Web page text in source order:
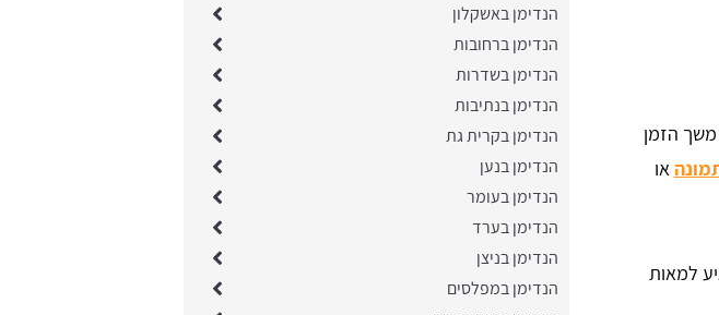
הזמן
או
למאות
הנדימן באשקלון
הנדימן ברחובות
הנדימן בשדרות
הנדימן בנתיבות
הנדימן בקרית גת
הנדימן בנען
הנדימן בעומר
הנדימן בערד
הנדימן בניצן
הנדימן במפלסים